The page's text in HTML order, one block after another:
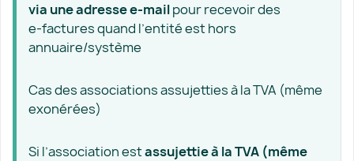
via une adresse e‑mailpour recevoir des
e‑factures quand l’entité est hors
annuaire/système
Cas des associations assujetties à la TVA (même
exonérées)
Si l’association estassujettie à la TVA (même